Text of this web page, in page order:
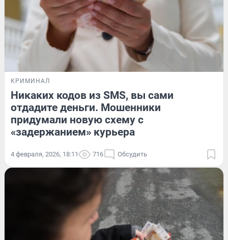
КРИМИНАЛ
Никаких кодов из SMS, вы сами
отдадите деньги. Мошенники
придумали новую схему с
«задержанием» курьера
4 февраля, 2026, 18:11 716 Обсудить